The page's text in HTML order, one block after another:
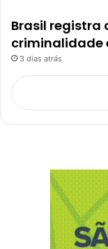
Brasil registra
criminalidade
3 dias atrás